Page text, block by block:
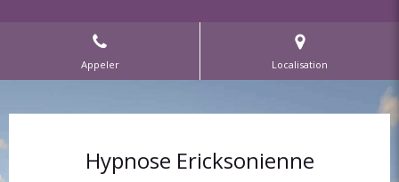
Appeler Localisation
Hypnose Ericksonienne